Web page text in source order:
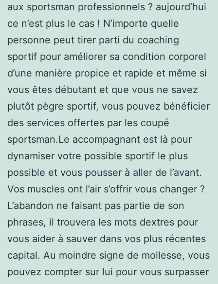
aux sportsman professionnels ? aujourd’hui
ce n’est plus le cas ! N’importe quelle
personne peut tirer parti du coaching
sportif pour améliorer sa condition corporel
d’une manière propice et rapide et même si
vous êtes débutant et que vous ne savez
plutôt pègre sportif, vous pouvez bénéficier
des services offertes par les coupé
sportsman.Le accompagnant est là pour
dynamiser votre possible sportif le plus
possible et vous pousser à aller de l’avant.
Vos muscles ont l’air s’offrir vous changer ?
L’abandon ne faisant pas partie de son
phrases, il trouvera les mots dextres pour
vous aider à sauver dans vos plus récentes
capital. Au moindre signe de mollesse, vous
pouvez compter sur lui pour vous surpasser